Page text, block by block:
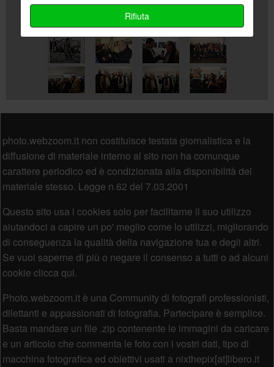
photo.webzoom.it non costituisce testata giornalistica e la
diffusione di materiale interno al sito non ha comunque
carattere periodico ed è condizionata alla disponibilità del
materiale stesso. Legge n.62 del 7.03.2001
Questo sito usa i cookies solo per facilitarne il suo utilizzo
aiutandoci a capire un po' meglio come lo utilizzi, migliorando
di conseguenza la qualità della navigazione tua e degli altri.
Se vuoi saperne di più o negare il consenso a tutti o ad alcuni
cookie clicca qui.
Photo.webzoom.it è una Community di fotografi professionisti,
dilettanti e appassionati di fotografia. Partecipare è semplice.
Basta mandare un file .zip contenente le immagini da caricare
e un articolo che commenta le foto con i vostri dati, tipo di
macchina fotografica ed obiettivi usati a nixthepix[at]libero.it
Rifiuta